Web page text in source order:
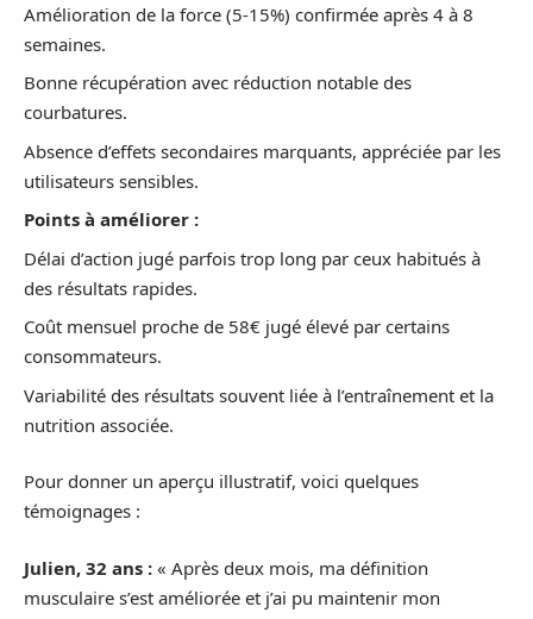
Amélioration de la force (5-15%) confirmée après 4 à 8
semaines.
Bonne récupération avec réduction notable des
courbatures.
Absence d’effets secondaires marquants, appréciée par les
utilisateurs sensibles.
Points à améliorer :
Délai d’action jugé parfois trop long par ceux habitués à
des résultats rapides.
Coût mensuel proche de 58€ jugé élevé par certains
consommateurs.
Variabilité des résultats souvent liée à l’entraînement et la
nutrition associée.
Pour donner un aperçu illustratif, voici quelques
témoignages :
Julien, 32 ans : « Après deux mois, ma définition
musculaire s’est améliorée et j’ai pu maintenir mon